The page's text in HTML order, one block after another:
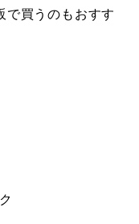
で買うのもおすす